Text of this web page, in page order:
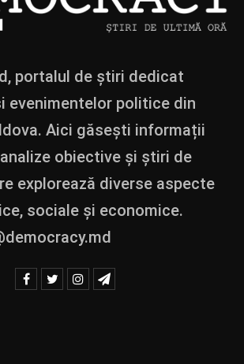
portalul de știri dedicat
evenimentelor politice din
Aici găsești informații
obiective și știri de
explorează diverse aspecte
sociale și economice.